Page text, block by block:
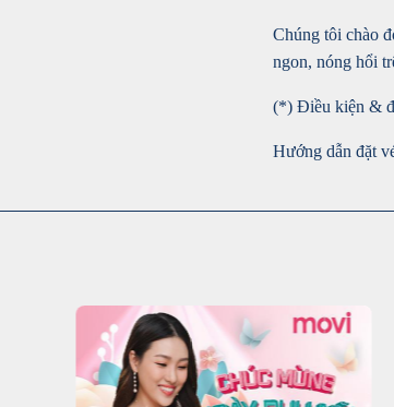
Chúng tôi chào
ngon, nóng hổi
(*) Điều kiện &
Hướng dẫn đặt